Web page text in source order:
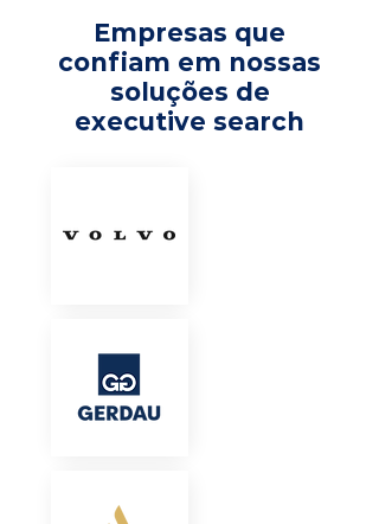
Empresas que
confiam em nossas
soluções de
executive search